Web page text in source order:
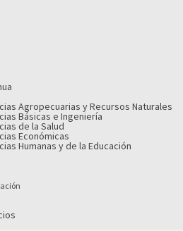
Agropecuarias y Recursos Naturales
Básicas e Ingeniería
de la Salud
Económicas
Humanas y de la Educación